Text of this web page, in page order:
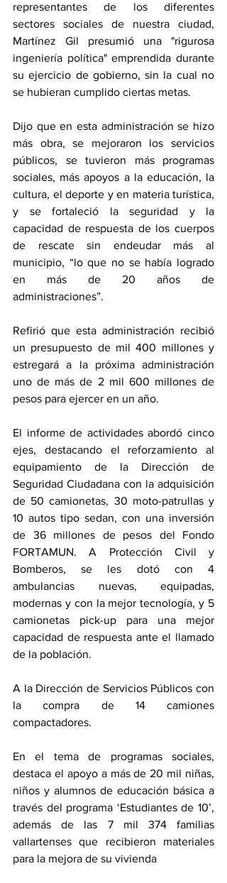
representantes de los diferentes
sectores sociales de nuestra ciudad,
Martínez Gil presumió una "rigurosa
ingeniería política" emprendida durante
su ejercicio de gobierno, sin la cual no
se hubieran cumplido ciertas metas.
Dijo que en esta administración se hizo
más obra, se mejoraron los servicios
públicos, se tuvieron más programas
sociales, más apoyos a la educación, la
cultura, el deporte y en materia turística,
y se fortaleció la seguridad y la
capacidad de respuesta de los cuerpos
de rescate sin endeudar más al
municipio, “lo que no se había logrado
en más de 20 años de
administraciones”.
Refirió que esta administración recibió
un presupuesto de mil 400 millones y
estregará a la próxima administración
uno de más de 2 mil 600 millones de
pesos para ejercer en un año.
El informe de actividades abordó cinco
ejes, destacando el reforzamiento al
equipamiento de la Dirección de
Seguridad Ciudadana con la adquisición
de 50 camionetas, 30 moto-patrullas y
10 autos tipo sedan, con una inversión
de 36 millones de pesos del Fondo
FORTAMUN. A Protección Civil y
Bomberos, se les dotó con 4
ambulancias nuevas, equipadas,
modernas y con la mejor tecnología, y 5
camionetas pick-up para una mejor
capacidad de respuesta ante el llamado
de la población.
A la Dirección de Servicios Públicos con
la compra de 14 camiones
compactadores.
En el tema de programas sociales,
destaca el apoyo a más de 20 mil niñas,
niños y alumnos de educación básica a
través del programa ‘Estudiantes de 10’,
además de las 7 mil 374 familias
vallartenses que recibieron materiales
para la mejora de su vivienda